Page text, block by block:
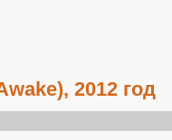
2012 год